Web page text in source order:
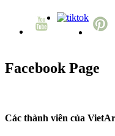
Facebook Page
Các thành viên của